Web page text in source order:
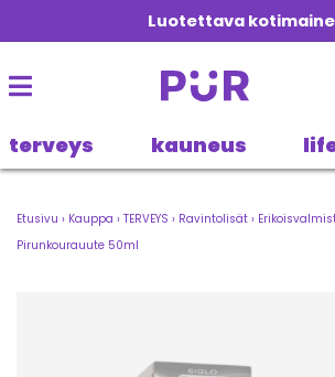
Luotettava
terveys kauneus
Etusivu › Kauppa › TERVEYS › Ravintolisät ›
Pirunkourauute 50ml